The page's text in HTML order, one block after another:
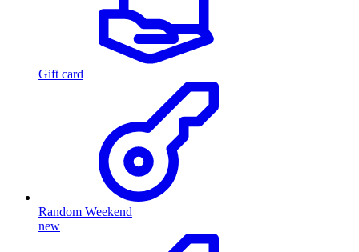
Gift card
Random Weekend
new